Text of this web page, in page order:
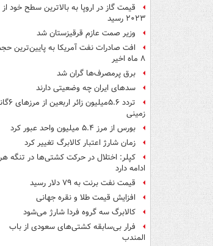
قیمت گاز در اروپا به بالاترین سطح خود از
۲۰۲۳ رسید
وزیر صمت عازم قرقیزستان شد
افت صادرات نفت آمریکا به پایین‌ترین
۸ ماه اخیر
برق پرمصرف‌ها گران شد
سدهای ایران چه وضعیتی دارند
تردد ۵.۶میلیون زائر
زمینی
بورس از مرز ۵.۴ میلیون واحد عبور کرد
زمان شارژ اعتبار کالابرگ تغییر کرد
کپلر: اختلال در حرکت کشتی‌ها در تنگه
ادامه دارد
قیمت نفت برنت به ۷۹ دلار رسید
افزایش قیمت طلا و نقره جهانی
کالابرگ سه گروه فردا شارژ می‌شود
فرار بی‌سابقه کشتی‌های سعودی از باب
المندب